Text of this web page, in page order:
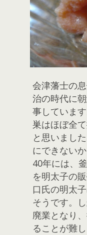
会津藩士の
治の時代に
事していま
巣はほぼ全
と思いまし
にできない
40年には、
を明太子の
口氏の明太
そうです。
廃業となり
ることが難